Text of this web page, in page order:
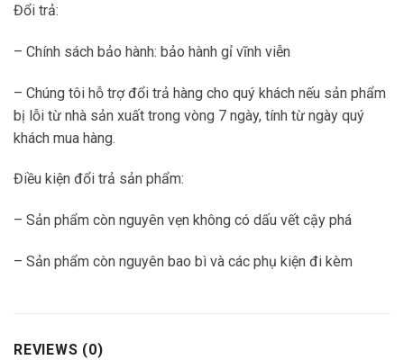
Đổi trả:
– Chính sách bảo hành: bảo hành gỉ vĩnh viễn
– Chúng tôi hỗ trợ đổi trả hàng cho quý khách nếu sản phẩm
bị lỗi từ nhà sản xuất trong vòng 7 ngày, tính từ ngày quý
khách mua hàng.
Điều kiện đổi trả sản phẩm:
– Sản phẩm còn nguyên vẹn không có dấu vết cậy phá
– Sản phẩm còn nguyên bao bì và các phụ kiện đi kèm
REVIEWS (0)